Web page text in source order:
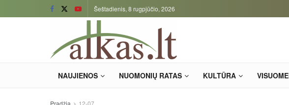
Šeštadienis, 8 rugpjūčio, 2026
NAUJIENOS NUOMONIŲ RATAS KULTŪRA
Pradžia 12-07